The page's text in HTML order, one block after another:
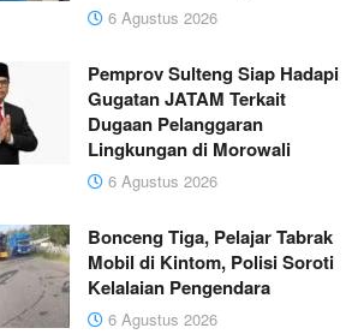
6 Agustus 2026
Pemprov Sulteng Siap Hadapi
Gugatan JATAM Terkait
Dugaan Pelanggaran
Lingkungan di Morowali
6 Agustus 2026
Bonceng Tiga, Pelajar Tabrak
Mobil di Kintom, Polisi Soroti
Kelalaian Pengendara
6 Agustus 2026